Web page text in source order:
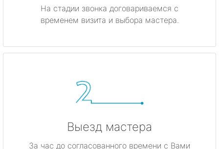
На стадии звонка договариваемся с
временем визита и выбора мастера.
Выезд мастера
За час до согласованного времени с Вами